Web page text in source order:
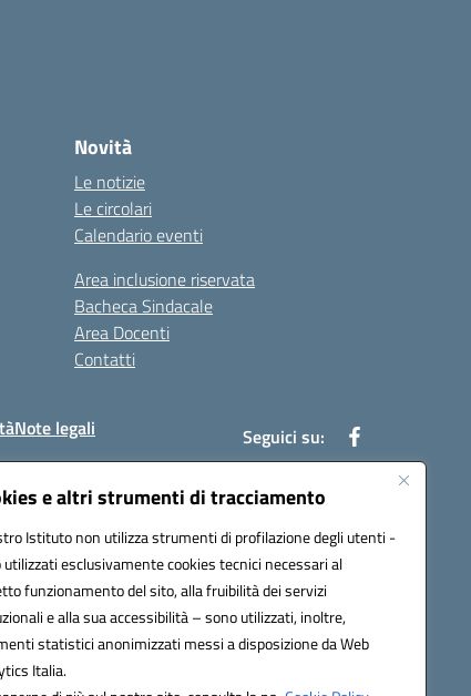
e altri strumenti di tracciamento
Istituto non utilizza strumenti di profilazione degli utenti -
utilizzati esclusivamente cookies tecnici necessari al
funzionamento del sito, alla fruibilità dei servizi
e alla sua accessibilità – sono utilizzati, inoltre,
statistici anonimizzati messi a disposizione da Web
Italia.
Novità
Le notizie
Le circolari
Calendario eventi
Area inclusione riservata
Bacheca Sindacale
Area Docenti
Contatti
Note legali Seguici su: